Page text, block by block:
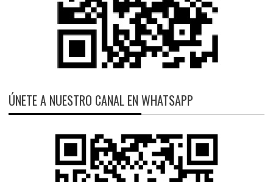
ÚNETE A NUESTRO CANAL EN WHATSAPP